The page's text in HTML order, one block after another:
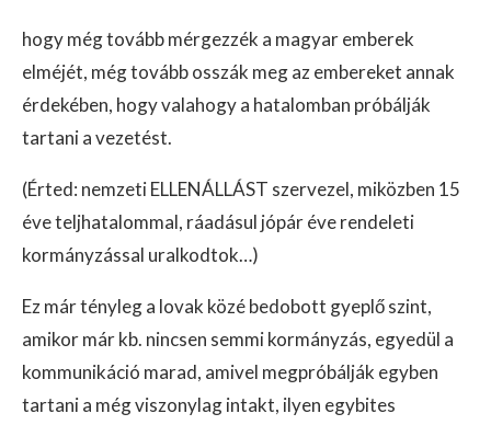
hogy még tovább mérgezzék a magyar emberek
elméjét, még tovább osszák meg az embereket annak
érdekében, hogy valahogy a hatalomban próbálják
tartani a vezetést.
(Érted: nemzeti ELLENÁLLÁST szervezel, miközben 15
éve teljhatalommal, ráadásul jópár éve rendeleti
kormányzással uralkodtok…)
Ez már tényleg a lovak közé bedobott gyeplő szint,
amikor már kb. nincsen semmi kormányzás, egyedül a
kommunikáció marad, amivel megpróbálják egyben
tartani a még viszonylag intakt, ilyen egybites